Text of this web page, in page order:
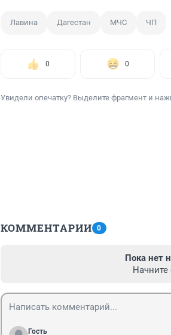
Лавина Дагестан МЧС ЧП
0 0
Увидели опечатку? Выделите фрагмент и
КОММЕНТАРИИ 0
Пока нет
Гость